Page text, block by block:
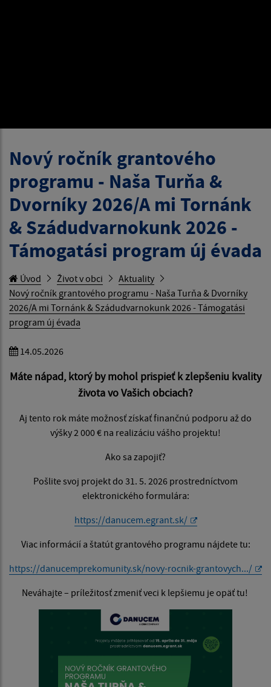
Nový ročník grantového
programu - Naša Turňa &
Dvorníky 2026/A mi Tornánk
& Szádudvarnokunk 2026 -
Támogatási program új évada
Úvod Život v obci
Aktuality
Nový ročník grantového programu - Naša Turňa & Dvorníky
2026/A mi Tornánk & Szádudvarnokunk 2026 - Támogatási
program új évada
14.05.2026
Máte nápad, ktorý by mohol prispieť k zlepšeniu kvality
života vo Vašich obciach?
Aj tento rok máte možnosť získať finančnú podporu až do
výšky 2 000 € na realizáciu vášho projektu!
Ako sa zapojiť?
Pošlite svoj projekt do 31. 5. 2026 prostredníctvom
elektronického formulára:
https://danucem.egrant.sk/
Viac informácií a štatút grantového programu nájdete tu:
https://danucemprekomunity.sk/novy-rocnik-grantovych.../
Neváhajte – príležitosť zmeniť veci k lepšiemu je opäť tu!